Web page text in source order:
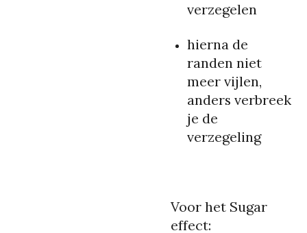
verzegelen
hierna de
randen niet
meer vijlen,
anders verbreek
je de
verzegeling
Voor het Sugar
effect: